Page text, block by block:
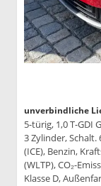
unverbindliche
5-türig, 1,0 T-GDI
3 Zylinder,
(ICE), Benzin,
(WLTP), CO₂-
Klasse D,